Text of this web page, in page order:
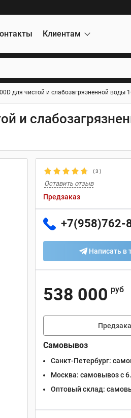
Клиентам
для чистой и слабозагрязненной
и
(3 )
Оставить отзыв
Предзаказ
+7(958)762-
Написать в
538 000 руб
Самовывоз
Санкт-Петербург:
Москва: самовывоз с
Оптовый склад: